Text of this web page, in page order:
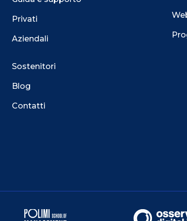
Privati
Aziendali
Sostenitori
Blog
Contatti
servizio. Utilizziamo i cookie anche per
mirate aderenti alle tue abitudini di